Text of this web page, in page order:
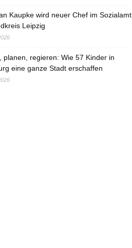
Kaupke wird neuer Chef im Sozialamt
Leipzig
planen, regieren: Wie 57 Kinder in
eine ganze Stadt erschaffen